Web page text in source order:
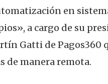
en
a cargo de su
Gatti de Pagos360
de manera remota.